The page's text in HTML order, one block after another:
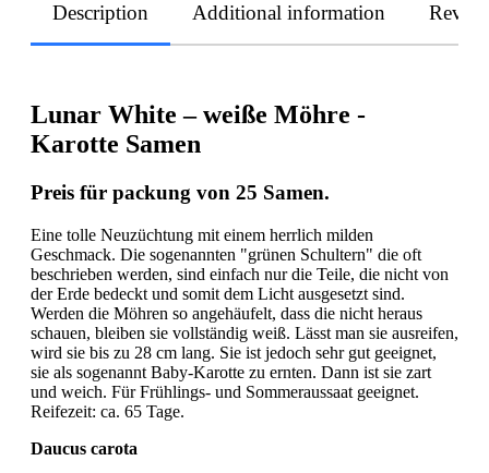
Description Additional information
Lunar White – weiße Möhre -
Karotte Samen
Preis für packung von 25 Samen.
Eine tolle Neuzüchtung mit einem herrlich milden
Geschmack. Die sogenannten "grünen Schultern" die oft
beschrieben werden, sind einfach nur die Teile, die nicht von
der Erde bedeckt und somit dem Licht ausgesetzt sind.
Werden die Möhren so angehäufelt, dass die nicht heraus
schauen, bleiben sie vollständig weiß. Lässt man sie ausreifen,
wird sie bis zu 28 cm lang. Sie ist jedoch sehr gut geeignet,
sie als sogenannt Baby-Karotte zu ernten. Dann ist sie zart
und weich. Für Frühlings- und Sommeraussaat geeignet.
Reifezeit: ca. 65 Tage.
Daucus carota